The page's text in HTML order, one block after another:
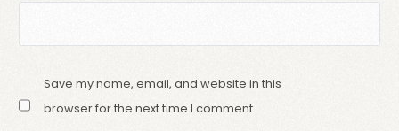
Save my name, email, and website in this
browser for the next time I comment.